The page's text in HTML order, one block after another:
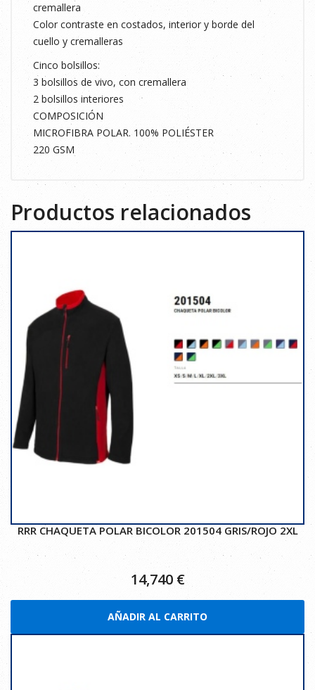
cremallera
Color contraste en costados, interior y borde del
cuello y cremalleras
Cinco bolsillos:
3 bolsillos de vivo, con cremallera
2 bolsillos interiores
COMPOSICIÓN
MICROFIBRA POLAR. 100% POLIÉSTER
220 GSM
Productos relacionados
RRR CHAQUETA POLAR BICOLOR 201504 GRIS/ROJO 2XL
14,740 €
AÑADIR AL CARRITO